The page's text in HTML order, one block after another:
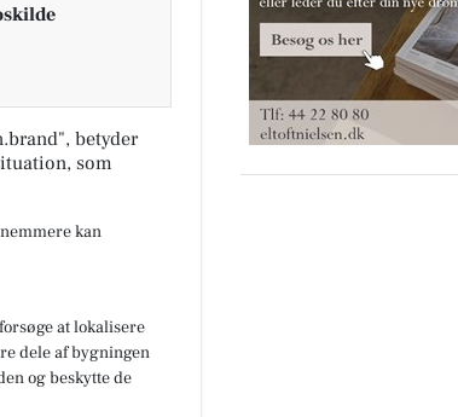
betyder
som
kan
at lokalisere
dele af bygningen
og beskytte de